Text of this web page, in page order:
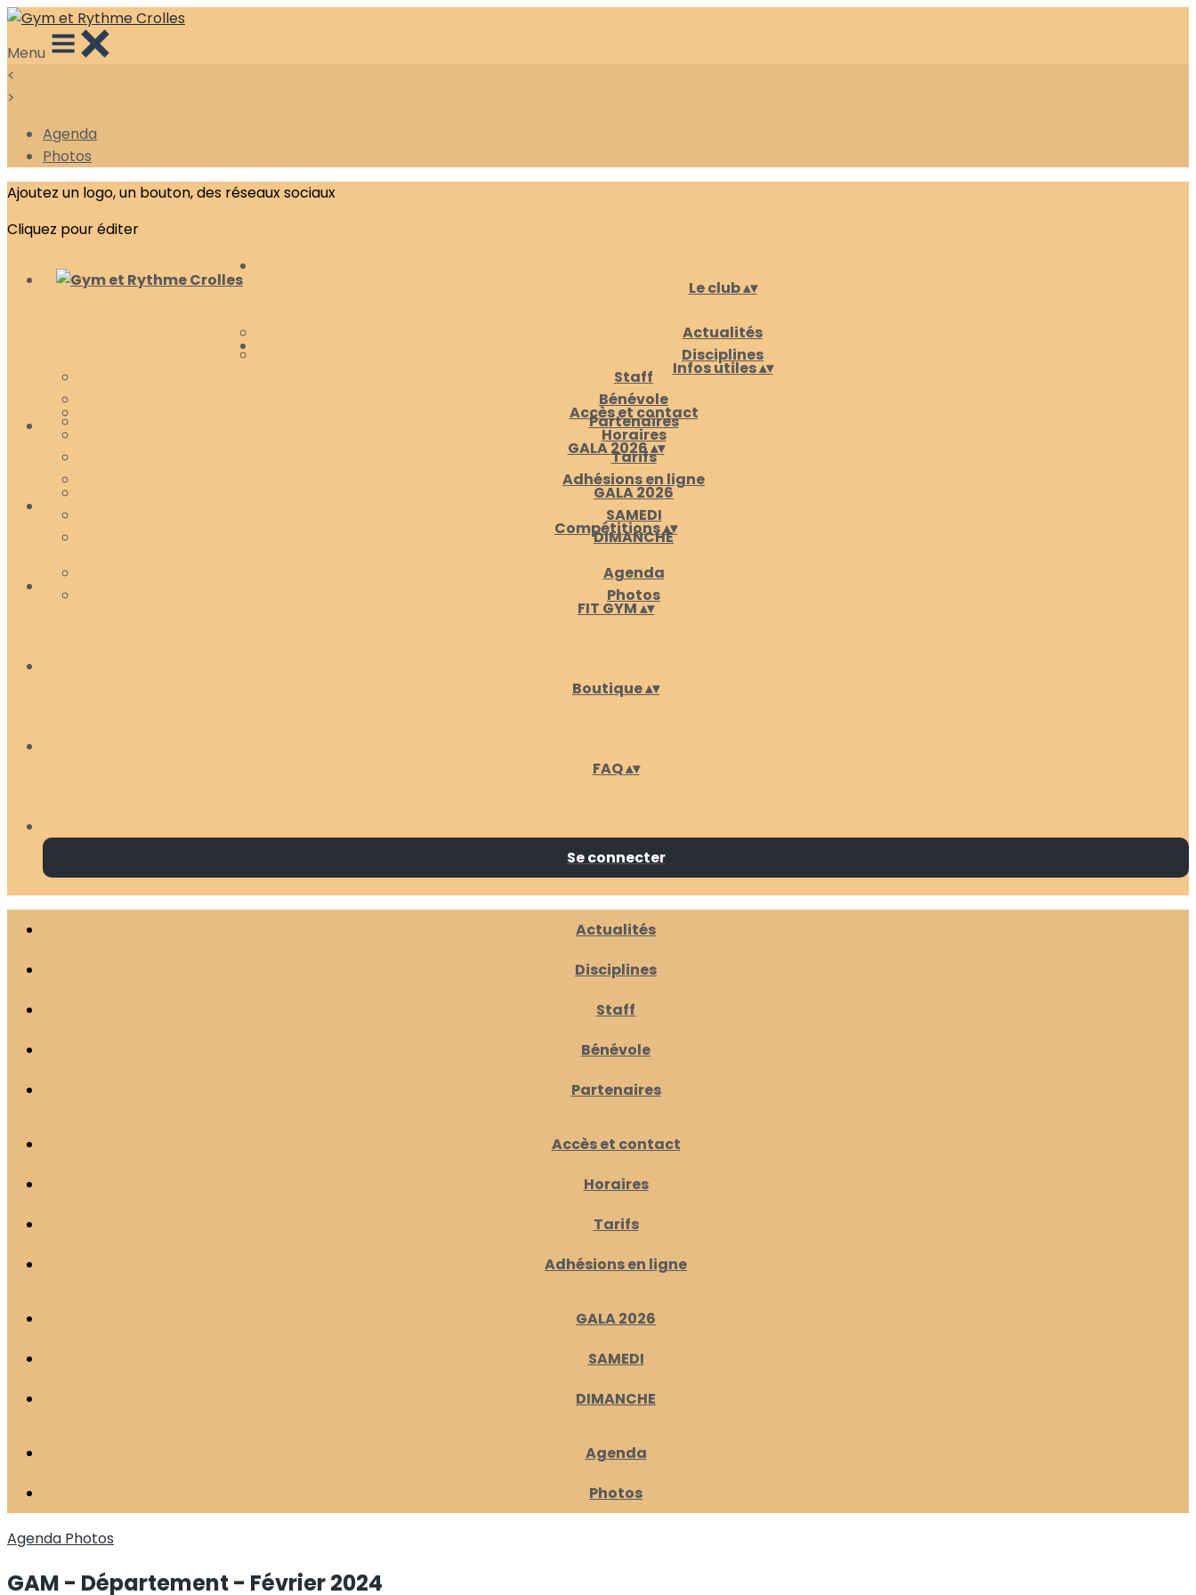
Menu
<
>
Agenda
Photos
Ajoutez un logo, un bouton, des réseaux sociaux
Cliquez pour éditer
Le club▴▾
Actualités
Disciplines
Staff
Bénévole
Partenaires
Infos utiles▴▾
Accès et contact
Horaires
Tarifs
Adhésions en ligne
GALA 2026▴▾
GALA 2026
SAMEDI
DIMANCHE
Compétitions▴▾
Agenda
Photos
FIT GYM▴▾
Boutique▴▾
FAQ▴▾
Se connecter
Actualités
Disciplines
Staff
Bénévole
Partenaires
Accès et contact
Horaires
Tarifs
Adhésions en ligne
GALA 2026
SAMEDI
DIMANCHE
Agenda
Photos
Agenda Photos
GAM - Département - Février 2024